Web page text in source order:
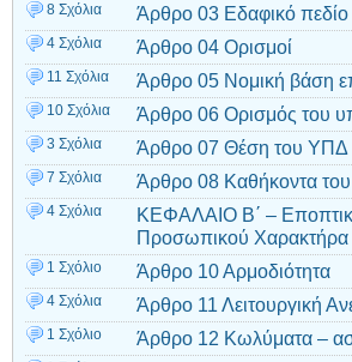
8 Σχόλια Άρθρο 03 Εδαφικό
4 Σχόλια Άρθρο 04 Ορισμοί
11 Σχόλια Άρθρο 05 Νομική βάση
10 Σχόλια Άρθρο 06 Ορισμός του
3 Σχόλια Άρθρο 07 Θέση του ΥΠΔ
7 Σχόλια Άρθρο 08 Καθήκοντα
4 Σχόλια
ΚΕΦΑΛΑΙΟ Β΄ –
Προσωπικού Χαρακτήρα
1 Σχόλιο Άρθρο 10 Αρμοδιότητα
4 Σχόλια Άρθρο 11 Λειτουργική
1 Σχόλιο Άρθρο 12 Κωλύματα –